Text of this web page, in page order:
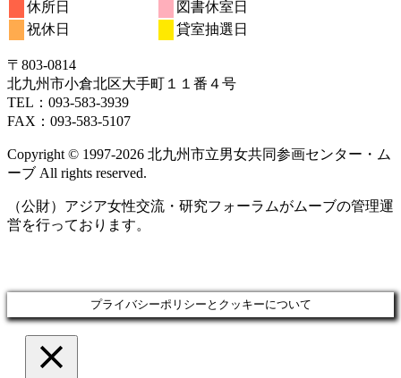
ト) ト)
日ン
ト)
日
15
日
ベ
ン
16
日
月
22
イ
ベ
ト)
月
23
ト)
月
6
月
日
の
イ
ベ
ン
ト)
6
月
日
7
月
日
ベ
ン
ト)
休所日
図書休室日
祝休日
貸室抽選日
〒803‐0814
北九州市小倉北区大手町１１番４号
TEL：093‐583‐3939
FAX：093‐583‐5107
Copyright © 1997‐2026 北九州市立男女共同参画センター・ム
ーブ All rights reserved.
（公財）アジア女性交流・研究フォーラムがムーブの管理運
営を行っております。
プライバシーポリシーとクッキーについて